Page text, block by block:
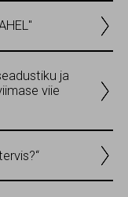
ja
viie